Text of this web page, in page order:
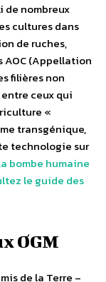
de nombreux
cultures dans
de ruches,
AOC (Appellation
filières non
ceux qui
«
transgénique,
technologie sur
bombe humaine
le guide des
OGM
de la Terre –